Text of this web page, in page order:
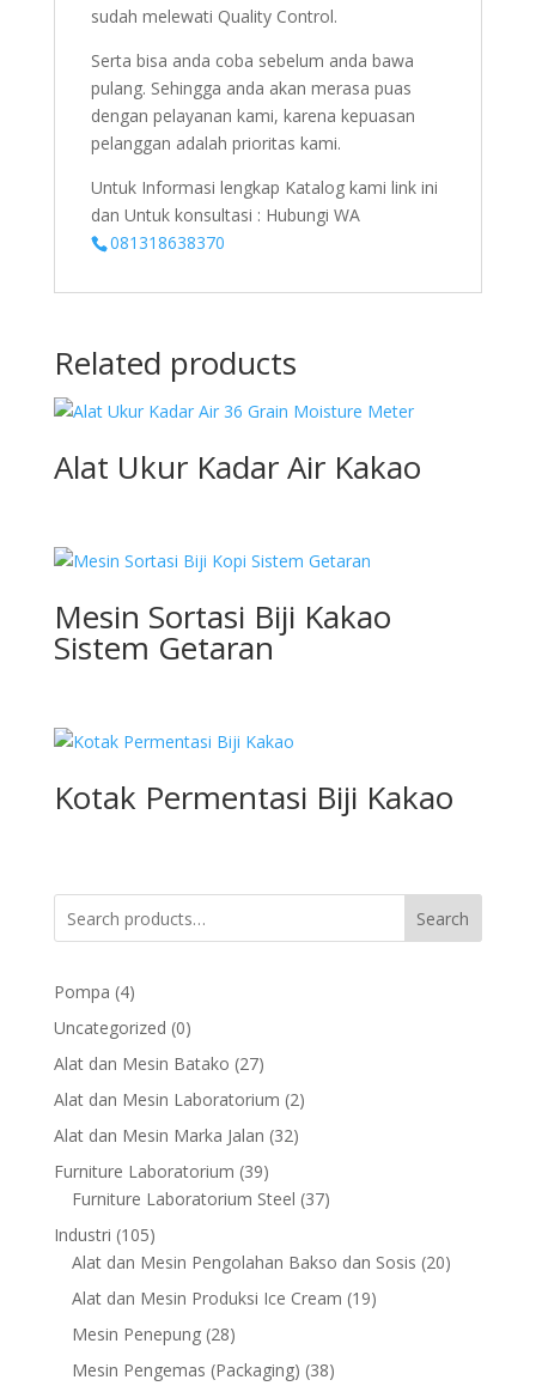
sudah melewati Quality Control.
Serta bisa anda coba sebelum anda bawa
pulang. Sehingga anda akan merasa puas
dengan pelayanan kami, karena kepuasan
pelanggan adalah prioritas kami.
Untuk Informasi lengkap Katalog kami link ini
dan Untuk konsultasi : Hubungi WA
081318638370
Related products
Alat Ukur Kadar Air Kakao
Mesin Sortasi Biji Kakao
Sistem Getaran
Kotak Permentasi Biji Kakao
Search
Pompa 44
products
Uncategorized 00
products
Alat dan Mesin Batako 2727
products
Alat dan Mesin Laboratorium 22
Alat dan Mesin Marka Jalan 3232
Furniture Laboratorium 3939
products
Furniture Laboratorium Steel 3737
Industri 105105
products
Alat dan Mesin Pengolahan Bakso dan Sosis 2020
Alat dan Mesin Produksi Ice Cream 1919
Mesin Penepung 2828
products
Mesin Pengemas (Packaging) 3838